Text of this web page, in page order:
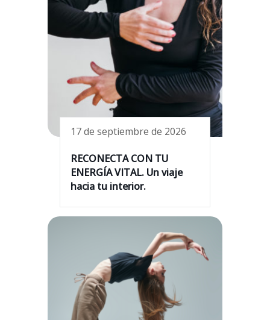
17 de septiembre de 2026
RECONECTA CON TU
ENERGÍA VITAL. Un viaje
hacia tu interior.